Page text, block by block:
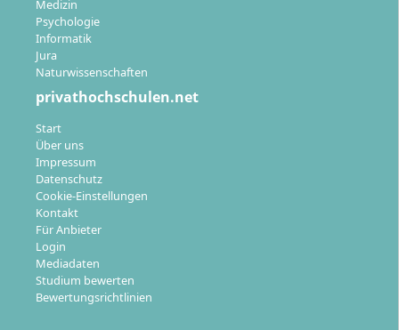
Studienabschnitten, geführt vom Thüringer
Ministerium für Arbeit, Soziales, Gesundheit,
Frauen und Familie
Mit dem Medizinstudium eröffnen sich
vielfältige Karrieremöglichkeiten
Nach dem erfolgreichen Abschluss und bestandener
ärztlicher Prüfung verfügst du über die Approbation
und kannst in verschiedensten Berufsfeldern als Ärztin
Medizin
Psychologie
Informatik
Jura
Naturwissenschaften
privathochschulen.net
Start
Über uns
Impressum
Datenschutz
Cookie-Einstellungen
Kontakt
Für Anbieter
Login
Mediadaten
Studium bewerten
Bewertungsrichtlinien